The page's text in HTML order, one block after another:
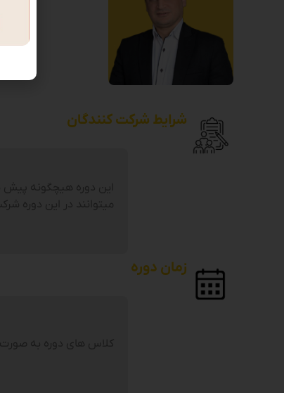
شرایط شرکت کنندگان
زمان دوره